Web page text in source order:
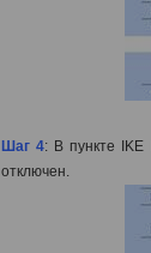
Шаг 4: В пункте IKE
отключен.